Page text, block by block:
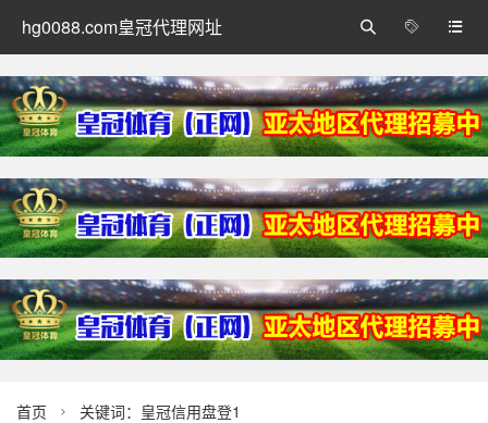
hg0088.com皇冠代理网址 


首页  关键词：皇冠信用盘登1